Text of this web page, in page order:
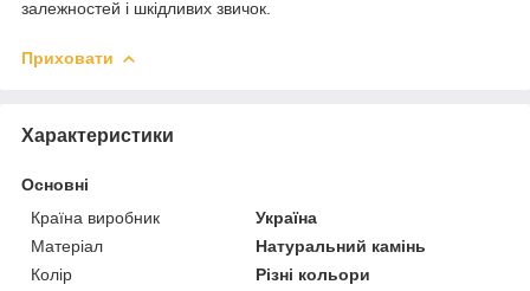
залежностей і шкідливих звичок.
Приховати
Характеристики
Основні
Країна виробник
Україна
Матеріал
Натуральний камінь
Колір
Різні кольори